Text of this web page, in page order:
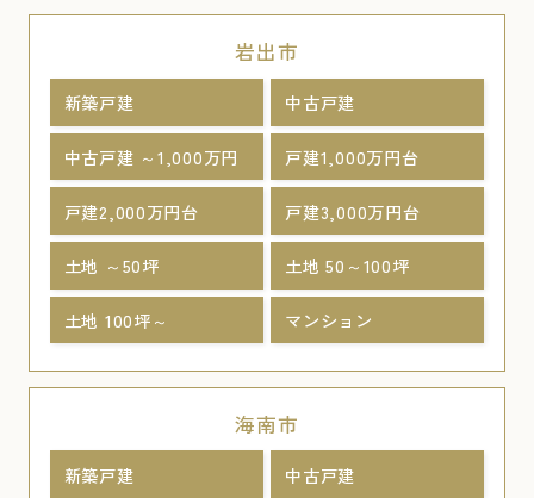
岩出市
新築戸建 中古戸建
中古戸建 ～1,000万円 戸建1,000万円台
戸建2,000万円台 戸建3,000万円台
土地 ～50坪 土地 50～100坪
土地 100坪～ マンション
海南市
新築戸建 中古戸建